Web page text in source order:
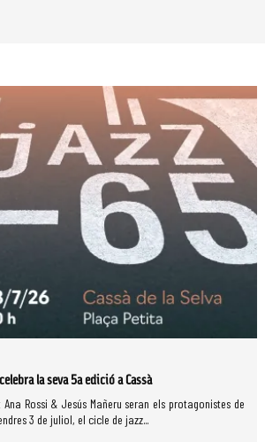
la seva 5a edició a Cassà
Rossi & Jesús Mañeru seran els protagonistes de
3 de juliol, el cicle de jazz...